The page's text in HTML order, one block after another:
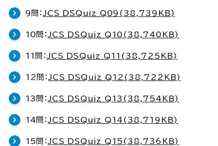
9問：JCS_DSQuiz_Q09(38,739KB)
10問：JCS_DSQuiz_Q10(38,740KB)
11問：JCS_DSQuiz_Q11(38,725KB)
12問：JCS_DSQuiz_Q12(38,722KB)
13問：JCS_DSQuiz_Q13(38,754KB)
14問：JCS_DSQuiz_Q14(38,719KB)
15問：JCS_DSQuiz_Q15(38,736KB)